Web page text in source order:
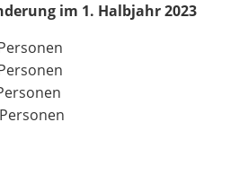
im 1. Halbjahr 2023